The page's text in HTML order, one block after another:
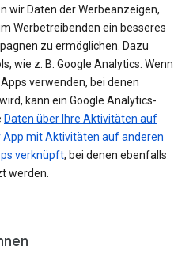
wir Daten der Werbeanzeigen,
Werbetreibenden ein besseres
zu ermöglichen. Dazu
wie z. B. Google Analytics. Wenn
verwenden, bei denen
kann ein Google Analytics-
Daten über Ihre Aktivitäten auf
App mit Aktivitäten auf anderen
verknüpft, bei denen ebenfalls
werden.